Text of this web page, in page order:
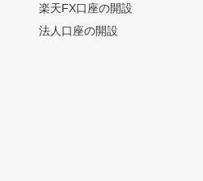
楽天FX口座の開設
法人口座の開設